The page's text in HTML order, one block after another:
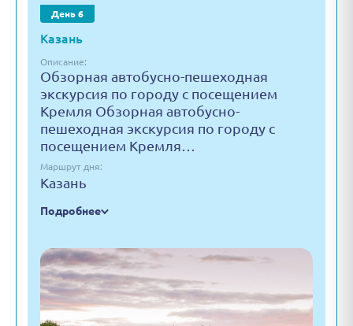
День 6
Казань
Описание:
Обзорная автобусно-пешеходная
экскурсия по городу с посещением
Кремля Обзорная автобусно-
пешеходная экскурсия по городу с
посещением Кремля…
Маршрут дня:
Казань
Подробнее